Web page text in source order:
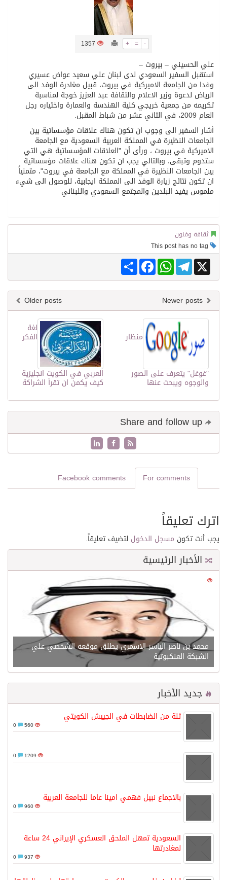
ثلة من الضابطات في الجييش الكويتي
كسوة الكعبة تعتلي البيت العتيق
+ = -
1357
علي الحسيني – بيروت –
استقبل السفير السعودي لدى لبنان علي سعيد عواض عسيري
وفدا من الجامعة الاميركية في بيروت، قبيل مغادرة الوفد الى
الرياض لدعوة وزير الاعلام والثقافة عبد العزيز خوجة لمناسبة
تكريمه من جمعية خريجي كلية الهندسة والعمارة واختياره رجل
العام 2009، في الثاني عشر من شباط المقبل.
أشار السفير الى وجوب ان تكون هناك علاقات مؤسساتية بين
الجامعات النظيرة في المملكة العربية السعودية مع الجامعة
الاميركية في بيروت ، ورأى أن "العلاقات المؤسساتية هي التي
ستدوم وتبقى، وبالتالي يجب ان تكون هناك علاقات مؤسساتية
بين الجامعات النظيرة في المملكة مع الجامعة في بيروت"، متمنياً
ان تكون نتائج زيارة الوفد الى المملكة ايجابية، للوصول الى شيء
ملموس يفيد البلدين والمجتمع السعودي واللبناني
ثقافة وفنون
Share
FacebookWhatsAppTelegram X
Older posts
لغة
الفكر
العربي في الكويت انجليزية
كيف يكمن ان تقرأ الشراكة
.
منظار
"غوغل" يتعرف على الصور
والوجوه ويبحث عنها
For comments
Facebook comments
اترك تعليقاً
يجب أنت تكون مسجل الدخول لتضيف تعليقاً.
الأخبار الرئيسية
21530
محمد بن ناصر الياسر الاسمري يطلق موقعه الشخصي علي
الشبكة العنكبوتية
جديد الأخبار
ثلة من الضابطات في الجييش الكويتي
560
1209
بالاجماع نبيل فهمي امينا عاما للجامعة العربية
960
السعودية تمهل الملحق العسكري الإيراني 24 ساعة
لمغادرتها
937